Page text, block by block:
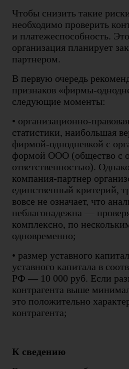
Чтобы снизить такие
необходимо проверить
и платежеспособность.
организация планирует
партнером.
В первую очередь
признаков «фирмы-
следующие моменты:
• организационно-
статистики, наибольшая
фирмой-однодневкой с
формой ООО (общество с
ответственностью).
компания-партнер
единственный критерий,
вовсе не означает, что
неблагонадежна —
комплексно, по
одновременно;
• размер уставного
уставного капитала в
РФ — 10 000 руб. Если
контрагента выше
это положительно
контрагента;
К сведению